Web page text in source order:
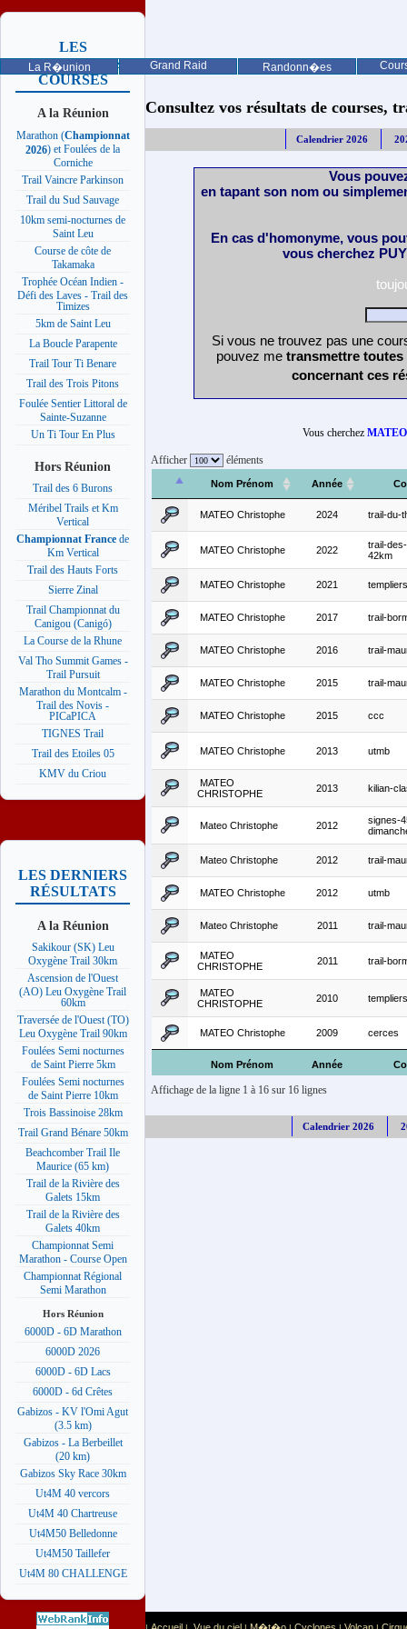
La R�union Grand Raid Randonn�es
LES
PROCHAINES
COURSES
A la Réunion
Marathon (Championnat
2026) et Foulées de la
Corniche
Trail Vaincre Parkinson
Trail du Sud Sauvage
10km semi-nocturnes de
Saint Leu
Course de côte de
Takamaka
Trophée Océan Indien -
Défi des Laves - Trail des
Timizes
5km de Saint Leu
La Boucle Parapente
Trail Tour Ti Benare
Trail des Trois Pitons
Foulée Sentier Littoral de
Sainte-Suzanne
Un Ti Tour En Plus
Hors Réunion
Trail des 6 Burons
Méribel Trails et Km
Vertical
Championnat France de
Km Vertical
Trail des Hauts Forts
Sierre Zinal
Trail Championnat du
Canigou (Canigó)
La Course de la Rhune
Val Tho Summit Games -
Trail Pursuit
Marathon du Montcalm -
Trail des Novis -
PICaPICA
TIGNES Trail
Trail des Etoiles 05
KMV du Criou
LES DERNIERS
RÉSULTATS
A la Réunion
Sakikour (SK) Leu
Oxygène Trail 30km
Ascension de l'Ouest
(AO) Leu Oxygène Trail
60km
Traversée de l'Ouest (TO)
Leu Oxygène Trail 90km
Foulées Semi nocturnes
de Saint Pierre 5km
Foulées Semi nocturnes
de Saint Pierre 10km
Trois Bassinoise 28km
Trail Grand Bénare 50km
Beachcomber Trail Ile
Maurice (65 km)
Trail de la Rivière des
Galets 15km
Trail de la Rivière des
Galets 40km
Championnat Semi
Marathon - Course Open
Championnat Régional
Semi Marathon
Hors Réunion
6000D - 6D Marathon
6000D 2026
6000D - 6D Lacs
6000D - 6d Crêtes
Gabizos - KV l'Omi Agut
(3.5 km)
Gabizos - La Berbeillet
(20 km)
Gabizos Sky Race 30km
Ut4M 40 vercors
Ut4M 40 Chartreuse
Ut4M50 Belledonne
Ut4M50 Taillefer
Ut4M 80 CHALLENGE
Consultez vos résultats de courses,
Calendrier 2026
Vous
en tapant son nom ou
En cas d'homonyme, vous
vous cherchez
Si vous ne trouvez pas une
pouvez me transmettre
concernant ces
Vous cherchez
Afficher éléments
Nom Prénom Année
Nom Prénom Année
MATEO Christophe 2024 trail-du-
MATEO Christophe 2022
trail-
42km
MATEO Christophe 2021 templiers
MATEO Christophe 2017 trail-
MATEO Christophe 2016 trail-
MATEO Christophe 2015 trail-
MATEO Christophe 2015 ccc
MATEO Christophe 2013 utmb
MATEO
CHRISTOPHE
2013 kilian-
Mateo Christophe 2012
signes-
Mateo Christophe 2012 trail-
MATEO Christophe 2012 utmb
Mateo Christophe 2011 trail-
MATEO
CHRISTOPHE
2011 trail-
MATEO
CHRISTOPHE
2010 templiers
MATEO Christophe 2009 cerces
Affichage de la ligne 1 à 16 sur 16 lignes
Calendrier 2026